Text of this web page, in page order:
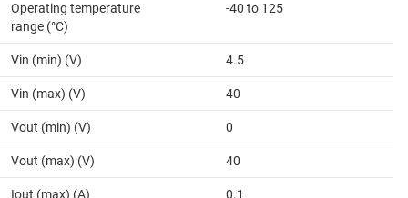
Operating temperature
range (°C)
-40 to 125
Vin (min) (V) 4.5
Vin (max) (V) 40
Vout (min) (V) 0
Vout (max) (V) 40
Iout (max) (A) 0.1